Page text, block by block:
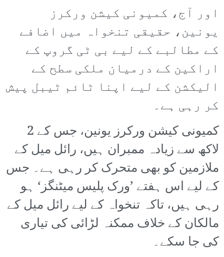
اور آج، کمیونی کیشن ورکرز
یونین، حقیقی تنخواہ میں اضافے
کے مطالبے کے لیے بی ٹی گروپ کے
اراکین کے درمیان ملکی سطح کے
الیکشن کے لیے اپنا ٹائم ٹیبل پیش
کر رہی ہے۔
کمیونی کیشن ورکرز یونین، جس کے 2
لاکھ سے زیادہ ممبران ہیں، رائل میل کے
ملازمین کو بھی متحرک کر رہی ہے۔ جس
کے لیے اس ہفتے ’ورک پلیس میٹنگز‘ ہو
رہی ہیں، تاکہ تنخواہ کے لیے رائل میل کے
مالکان کے خلاف ممکنہ لڑائی کی تیاری
کی جا سکے۔